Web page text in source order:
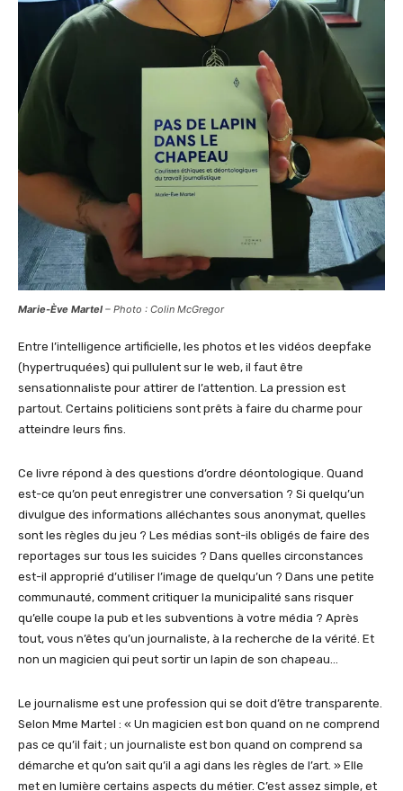
Marie-Ève Martel – Photo : Colin McGregor
Entre l’intelligence artificielle, les photos et les vidéos deepfake
(hypertruquées) qui pullulent sur le web, il faut être
sensationnaliste pour attirer de l’attention. La pression est
partout. Certains politiciens sont prêts à faire du charme pour
atteindre leurs fins.
Ce livre répond à des questions d’ordre déontologique. Quand
est-ce qu’on peut enregistrer une conversation ? Si quelqu’un
divulgue des informations alléchantes sous anonymat, quelles
sont les règles du jeu ? Les médias sont-ils obligés de faire des
reportages sur tous les suicides ? Dans quelles circonstances
est-il approprié d’utiliser l’image de quelqu’un ? Dans une petite
communauté, comment critiquer la municipalité sans risquer
qu’elle coupe la pub et les subventions à votre média ? Après
tout, vous n’êtes qu’un journaliste, à la recherche de la vérité. Et
non un magicien qui peut sortir un lapin de son chapeau…
Le journalisme est une profession qui se doit d’être transparente.
Selon Mme Martel : « Un magicien est bon quand on ne comprend
pas ce qu’il fait ; un journaliste est bon quand on comprend sa
démarche et qu’on sait qu’il a agi dans les règles de l’art. » Elle
met en lumière certains aspects du métier. C’est assez simple, et